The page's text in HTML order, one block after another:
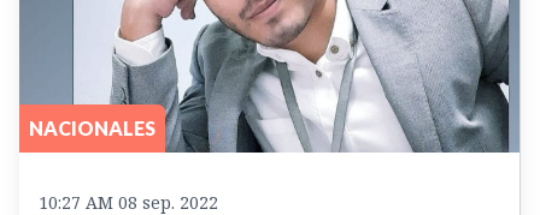
NACIONALES
10:27 AM 08 sep. 2022